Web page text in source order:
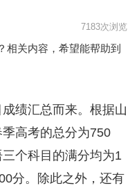
7183次浏览
相关内容，希望能帮助到
绩汇总而来。根据山
高考的总分为750
个科目的满分均为1
分。除此之外，还有